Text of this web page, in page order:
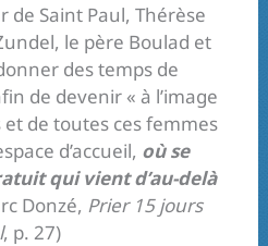
de Saint Paul, Thérèse
le père Boulad et
des temps de
de devenir « à l’image
de toutes ces femmes
d’accueil, où se
qui vient d’au-delà
Donzé, Prier 15 jours
, p. 27)